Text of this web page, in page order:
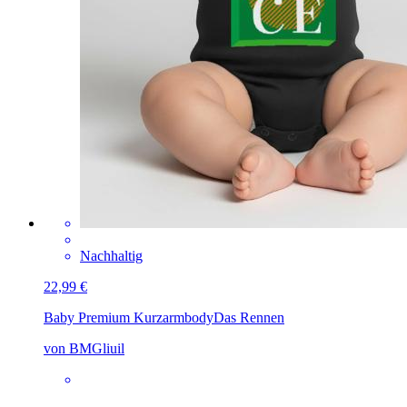
Nachhaltig
22,99 €
Baby Premium KurzarmbodyDas Rennen
von BMGliuil